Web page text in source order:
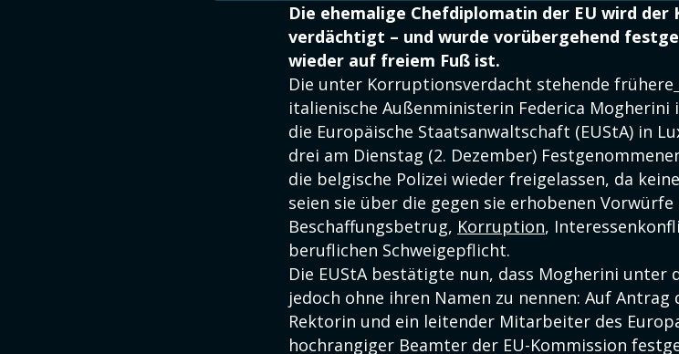
Die ehemalige Chefdiplomatin der EU wird
verdächtigt – und wurde vorübergehend
wieder auf freiem Fuß ist.
Die unter Korruptionsverdacht stehende frühere
italienische Außenministerin Federica Mogherini
die Europäische Staatsanwaltschaft (EUStA) in
drei am Dienstag (2. Dezember)
die belgische Polizei wieder freigelassen, da
seien sie über die gegen sie erhobenen
Beschaffungsbetrug, Korruption,
beruflichen Schweigepflicht.
Die EUStA bestätigte nun, dass Mogherini unter
jedoch ohne ihren Namen zu nennen: Auf Antrag
Rektorin und ein leitender Mitarbeiter des
hochrangiger Beamter der EU-Kommission